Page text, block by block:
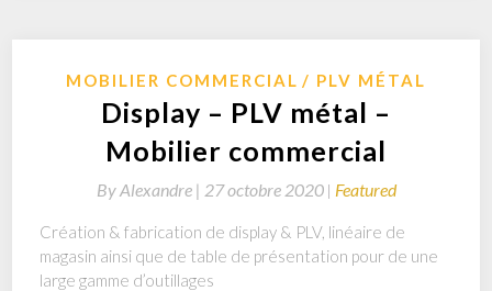
MOBILIER COMMERCIAL PLV MÉTAL
Display – PLV métal –
Mobilier commercial
ByAlexandre | 27 octobre 2020 Featured
Création & fabrication de display & PLV, linéaire de
magasin ainsi que de table de présentation pour de une
large gamme d’outillages